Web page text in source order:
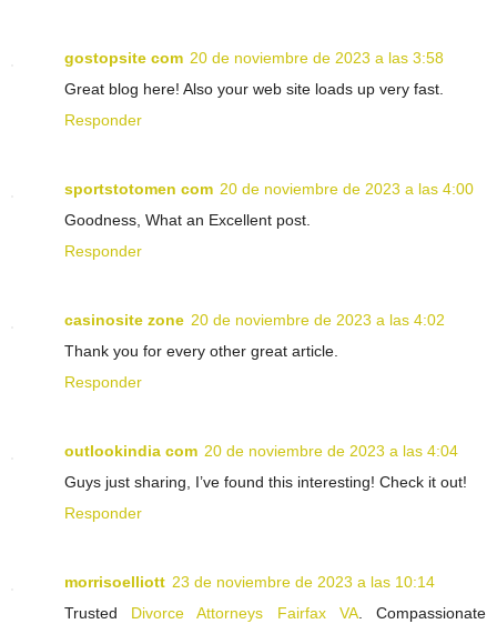
gostopsite com 20 de noviembre de 2023 a las 3:58
Great blog here! Also your web site loads up very fast.
Responder
sportstotomen com 20 de noviembre de 2023 a las 4:00
Goodness, What an Excellent post.
Responder
casinosite zone 20 de noviembre de 2023 a las 4:02
Thank you for every other great article.
Responder
outlookindia com 20 de noviembre de 2023 a las 4:04
Guys just sharing, I’ve found this interesting! Check it out!
Responder
morrisoelliott 23 de noviembre de 2023 a las 10:14
Trusted Divorce Attorneys Fairfax VA. Compassionate